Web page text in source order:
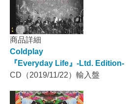
商品詳細
Coldplay
『Everyday Life』-Ltd. Edition-
CD（2019/11/22）輸入盤